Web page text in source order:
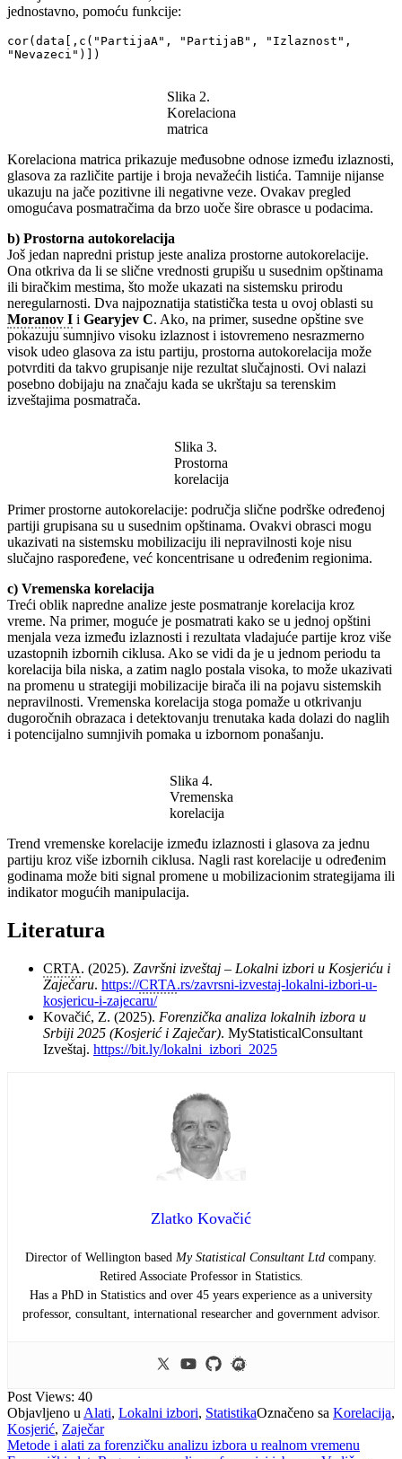
jednostavno, pomoću funkcije:
cor(data[,c("PartijaA", "PartijaB", "Izlaznost",
"Nevazeci")])
Slika 2.
Korelaciona
matrica
Korelaciona matrica prikazuje međusobne odnose između izlaznosti,
glasova za različite partije i broja nevažećih listića. Tamnije nijanse
ukazuju na jače pozitivne ili negativne veze. Ovakav pregled
omogućava posmatračima da brzo uoče šire obrasce u podacima.
b) Prostorna autokorelacija
Još jedan napredni pristup jeste analiza prostorne autokorelacije.
Ona otkriva da li se slične vrednosti grupišu u susednim opštinama
ili biračkim mestima, što može ukazati na sistemsku prirodu
neregularnosti. Dva najpoznatija statistička testa u ovoj oblasti su
Moranov I i Gearyjev C. Ako, na primer, susedne opštine sve
pokazuju sumnjivo visoku izlaznost i istovremeno nesrazmerno
visok udeo glasova za istu partiju, prostorna autokorelacija može
potvrditi da takvo grupisanje nije rezultat slučajnosti. Ovi nalazi
posebno dobijaju na značaju kada se ukrštaju sa terenskim
izveštajima posmatrača.
Slika 3.
Prostorna
korelacija
Primer prostorne autokorelacije: područja slične podrške određenoj
partiji grupisana su u susednim opštinama. Ovakvi obrasci mogu
ukazivati na sistemsku mobilizaciju ili nepravilnosti koje nisu
slučajno raspoređene, već koncentrisane u određenim regionima.
c) Vremenska korelacija
Treći oblik napredne analize jeste posmatranje korelacija kroz
vreme. Na primer, moguće je posmatrati kako se u jednoj opštini
menjala veza između izlaznosti i rezultata vladajuće partije kroz više
uzastopnih izbornih ciklusa. Ako se vidi da je u jednom periodu ta
korelacija bila niska, a zatim naglo postala visoka, to može ukazivati
na promenu u strategiji mobilizacije birača ili na pojavu sistemskih
nepravilnosti. Vremenska korelacija stoga pomaže u otkrivanju
dugoročnih obrazaca i detektovanju trenutaka kada dolazi do naglih
i potencijalno sumnjivih pomaka u izbornom ponašanju.
Slika 4.
Vremenska
korelacija
Trend vremenske korelacije između izlaznosti i glasova za jednu
partiju kroz više izbornih ciklusa. Nagli rast korelacije u određenim
godinama može biti signal promene u mobilizacionim strategijama ili
indikator mogućih manipulacija.
Literatura
CRTA. (2025). Završni izveštaj – Lokalni izbori u Kosjeriću i
Zaječaru. https://CRTA.rs/zavrsni-izvestaj-lokalni-izbori-u-
kosjericu-i-zajecaru/
Kovačić, Z. (2025). Forenzička analiza lokalnih izbora u
Srbiji 2025 (Kosjerić i Zaječar). MyStatisticalConsultant
Izveštaj. https://bit.ly/lokalni_izbori_2025
Zlatko Kovačić
Director of Wellington based My Statistical Consultant Ltd company.
Retired Associate Professor in Statistics.
Has a PhD in Statistics and over 45 years experience as a university
professor, consultant, international researcher and government advisor.
Post Views: 40
Objavljeno u Alati, Lokalni izbori, StatistikaOznačeno sa Korelacija,
Kosjerić, Zaječar
Navigacija
Metode i alati za forenzičku analizu izbora u realnom vremenu